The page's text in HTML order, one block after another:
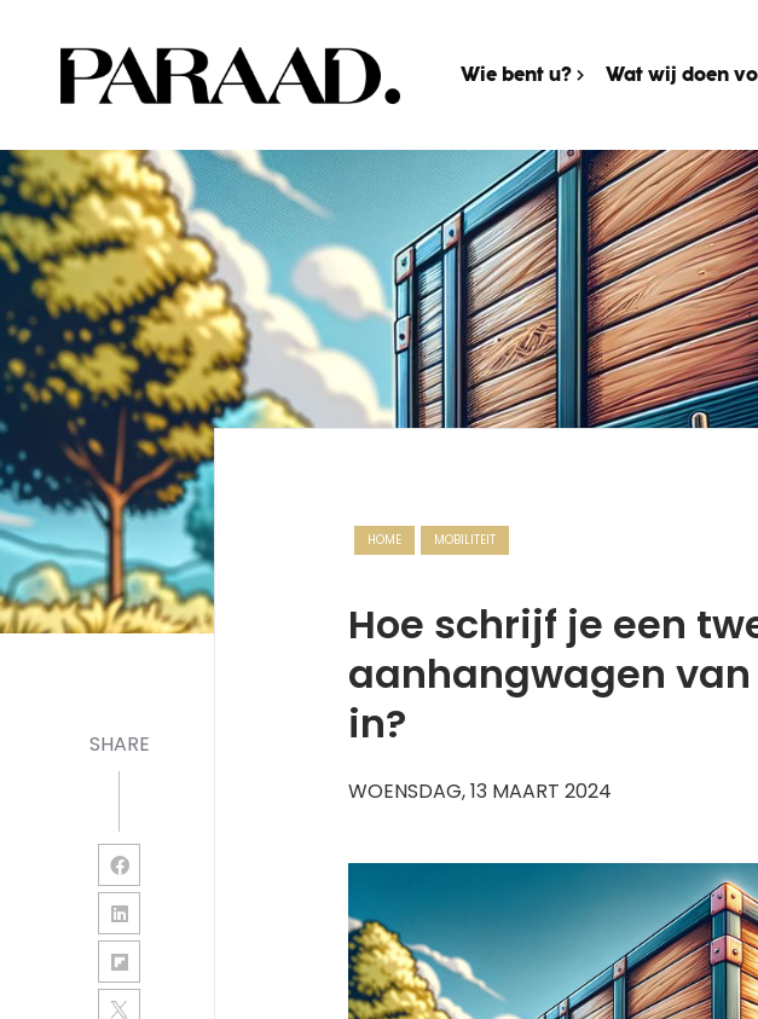
Wie bent u? Wat wij doen
SHARE
HOME MOBILITEIT
Hoe schrijf je een
aanhangwagen
in?
WOENSDAG, 13 MAART 2024